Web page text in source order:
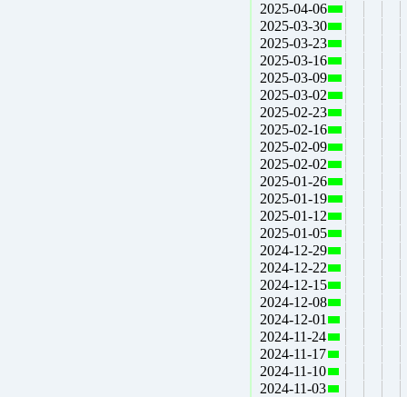
2025-04-06
2025-03-30
2025-03-23
2025-03-16
2025-03-09
2025-03-02
2025-02-23
2025-02-16
2025-02-09
2025-02-02
2025-01-26
2025-01-19
2025-01-12
2025-01-05
2024-12-29
2024-12-22
2024-12-15
2024-12-08
2024-12-01
2024-11-24
2024-11-17
2024-11-10
2024-11-03